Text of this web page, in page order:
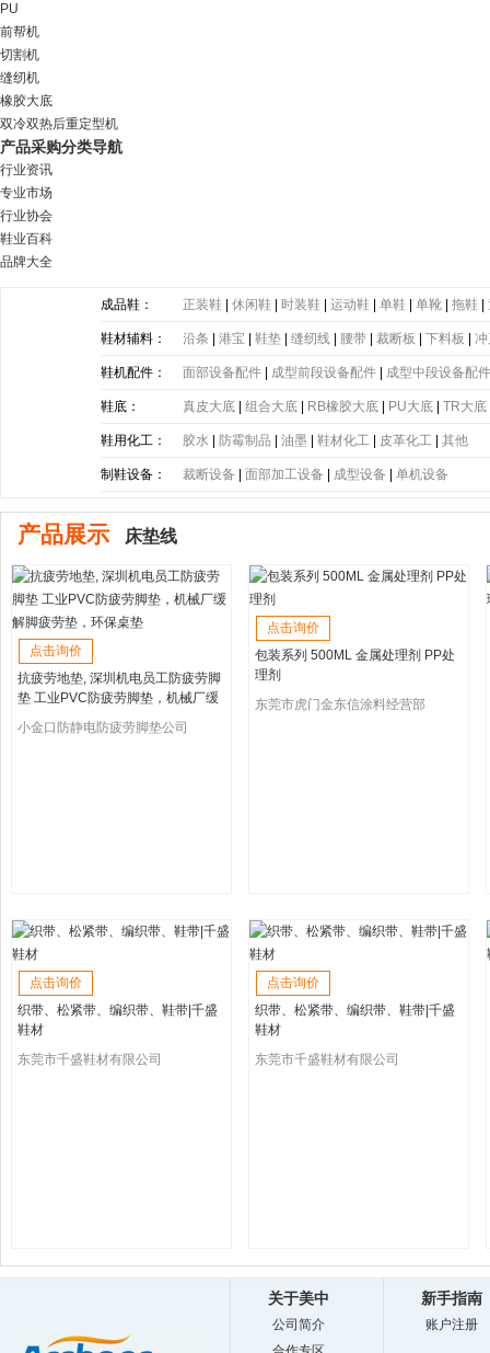
PU
前帮机
切割机
缝纫机
橡胶大底
双冷双热后重定型机
产品采购分类导航
行业资讯
专业市场
行业协会
鞋业百科
品牌大全
成品鞋： 正装鞋 |休闲鞋 时装鞋 |运动鞋 |单鞋 |单靴 |拖鞋 |
鞋材辅料： 沿条 |港宝 |鞋垫 |缝纫线 腰带 |裁断板 |下料板 |
带|塑胶片|其他
鞋机配件： 面部设备配件 成型前段设备配件 成型中段设备配
鞋底： 真皮大底 |组合大底 RB橡胶大底 PU大底 |TR大底
底|PE大底|PP大底| SBR大底| PC大底| 软木大底
鞋用化工： 胶水 防霉制品 |油墨 |鞋材化工 皮革化工 |其他
制鞋设备： 裁断设备 |面部加工设备 成型设备 |单机设备
产品展示 床垫线
点击询价
抗疲劳地垫, 深圳机电员工防疲劳脚
垫 工业PVC防疲劳脚垫，机械厂缓
解脚疲劳垫，环保桌垫
小金口防静电防疲劳脚垫公司
点击询价
包装系列 500ML 金属处理剂 PP处
理剂
东莞市虎门金东信涂料经营部
点击询价
织带、松紧带、编织带、鞋带|千盛
鞋材
东莞市千盛鞋材有限公司
点击询价
织带、松紧带、编织带、鞋带|千盛
鞋材
东莞市千盛鞋材有限公司
关于美中
公司简介
新手指南
账户注册